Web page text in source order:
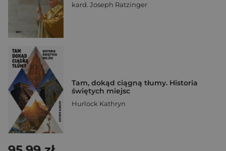
kard. Joseph Ratzinger
Tam, dokąd ciągną tłumy. Historia
świętych miejsc
Hurlock Kathryn